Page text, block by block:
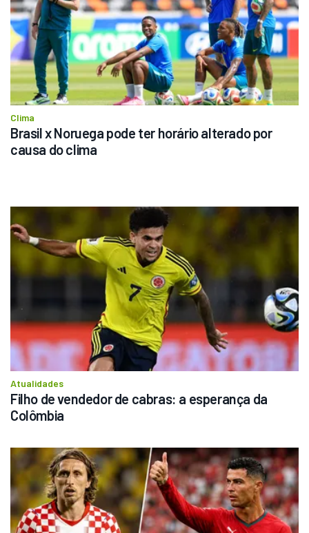
Clima
Brasil x Noruega pode ter horário alterado por
causa do clima
Atualidades
Filho de vendedor de cabras: a esperança da
Colômbia